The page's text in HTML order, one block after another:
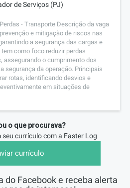
de Serviços (PJ)
- Transporte Descrição da vaga
e mitigação de riscos nas
a segurança das cargas e
como foco reduzir perdas
assegurando o cumprimento dos
segurança da operação. Principais
rotas, identificando desvios e
em situações de
o que procurava?
seu currículo com a Faster Log
currículo
do Facebook e receba alerta